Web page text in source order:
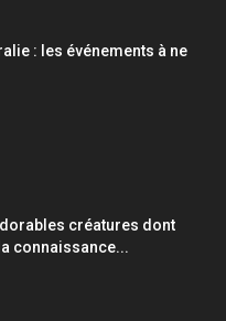
: les événements à ne
créatures dont
connaissance...